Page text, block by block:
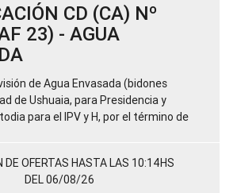
CD (CA) Nº
23) - AGUA
de Agua Envasada (bidones
de Ushuaia, para Presidencia y
para el IPV y H, por el término de
DE OFERTAS HASTA LAS 10:14HS
DEL 06/08/26